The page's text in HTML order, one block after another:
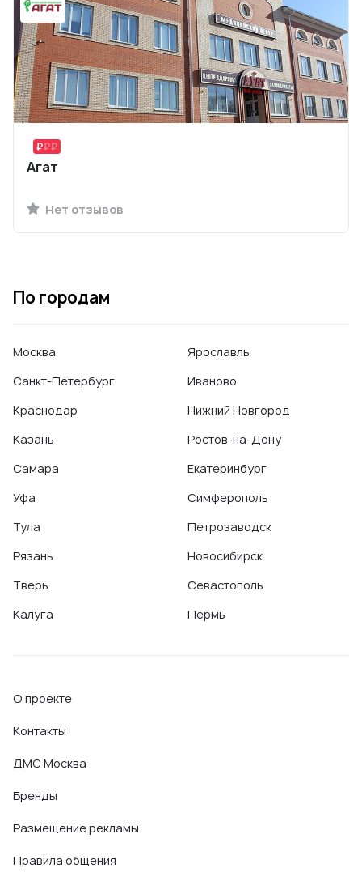
Агат
Нет отзывов
По городам
Москва
Санкт-Петербург
Краснодар
Казань
Самара
Уфа
Тула
Рязань
Тверь
Калуга
Ярославль
Иваново
Нижний Новгород
Ростов-на-Дону
Екатеринбург
Симферополь
Петрозаводск
Новосибирск
Севастополь
Пермь
О проекте
Контакты
ДМС Москва
Бренды
Размещение рекламы
Правила общения